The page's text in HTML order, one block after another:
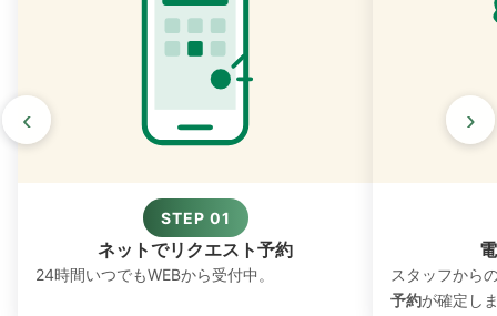
STEP 01
ネットでリクエスト予約
24時間いつでもWEBから受付中。
スタッフから
予約が確定し
‹ ›